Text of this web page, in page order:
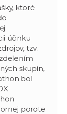
ktoré
účinku
tzv.
skupín,
bol
porote